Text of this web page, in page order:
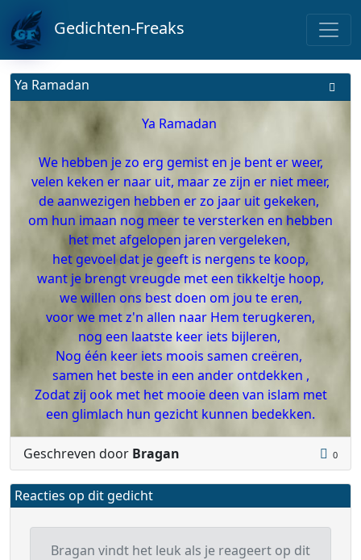
Gedichten-Freaks
Ya Ramadan
Ya Ramadan
We hebben je zo erg gemist en je bent er weer,
velen keken er naar uit, maar ze zijn er niet meer,
de aanwezigen hebben er zo jaar uit gekeken,
om hun imaan nog meer te versterken en hebben
het met afgelopen jaren vergeleken,
het gevoel dat je geeft is nergens te koop,
want je brengt vreugde met een tikkeltje hoop,
we willen ons best doen om jou te eren,
voor we met z'n allen naar Hem terugkeren,
nog een laatste keer iets bijleren,
Nog één keer iets moois samen creëren,
samen het beste in een ander ontdekken ,
Zodat zij ook met het mooie deen van islam met
een glimlach hun gezicht kunnen bedekken.
Geschreven door Bragan 0
Reacties op dit gedicht
Bragan vindt het leuk als je reageert op dit